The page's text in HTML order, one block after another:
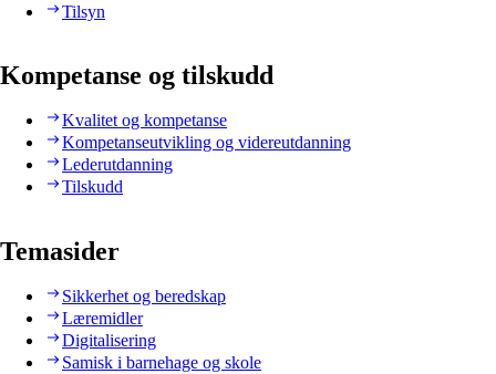
Tilsyn
Kompetanse og tilskudd
Kvalitet og kompetanse
Kompetanseutvikling og videreutdanning
Lederutdanning
Tilskudd
Temasider
Sikkerhet og beredskap
Læremidler
Digitalisering
Samisk i barnehage og skole